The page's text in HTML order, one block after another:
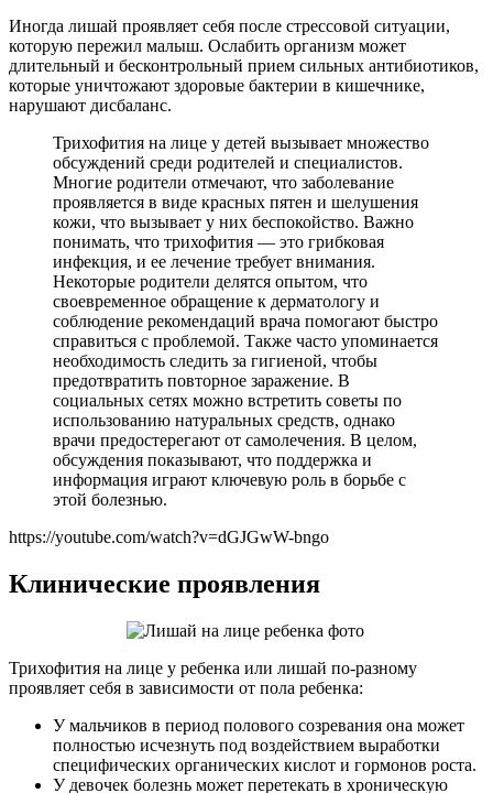
Иногда лишай проявляет себя после стрессовой ситуации,
которую пережил малыш. Ослабить организм может
длительный и бесконтрольный прием сильных антибиотиков,
которые уничтожают здоровые бактерии в кишечнике,
нарушают дисбаланс.
Трихофития на лице у детей вызывает множество
обсуждений среди родителей и специалистов.
Многие родители отмечают, что заболевание
проявляется в виде красных пятен и шелушения
кожи, что вызывает у них беспокойство. Важно
понимать, что трихофития — это грибковая
инфекция, и ее лечение требует внимания.
Некоторые родители делятся опытом, что
своевременное обращение к дерматологу и
соблюдение рекомендаций врача помогают быстро
справиться с проблемой. Также часто упоминается
необходимость следить за гигиеной, чтобы
предотвратить повторное заражение. В
социальных сетях можно встретить советы по
использованию натуральных средств, однако
врачи предостерегают от самолечения. В целом,
обсуждения показывают, что поддержка и
информация играют ключевую роль в борьбе с
этой болезнью.
https://youtube.com/watch?v=dGJGwW-bngo
Клинические проявления
Трихофития на лице у ребенка или лишай по-разному
проявляет себя в зависимости от пола ребенка:
У мальчиков в период полового созревания она может
полностью исчезнуть под воздействием выработки
специфических органических кислот и гормонов роста.
У девочек болезнь может перетекать в хроническую